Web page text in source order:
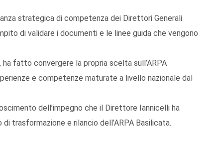
strategica di competenza dei Direttori Generali
di validare i documenti e le linee guida che vengono
fatto convergere la propria scelta sull’ARPA
e competenze maturate a livello nazionale dal
dell’impegno che il Direttore Iannicelli ha
trasformazione e rilancio dell’ARPA Basilicata.